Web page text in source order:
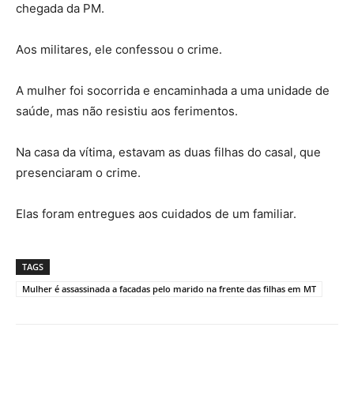
chegada da PM.
Aos militares, ele confessou o crime.
A mulher foi socorrida e encaminhada a uma unidade de
saúde, mas não resistiu aos ferimentos.
Na casa da vítima, estavam as duas filhas do casal, que
presenciaram o crime.
Elas foram entregues aos cuidados de um familiar.
TAGS
Mulher é assassinada a facadas pelo marido na frente das filhas em MT